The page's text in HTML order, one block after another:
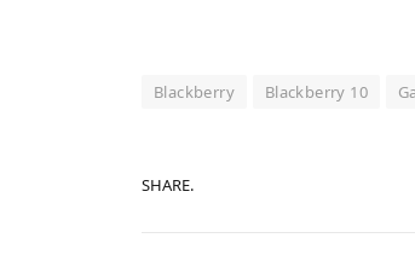
Blackberry Blackberry 10
SHARE.